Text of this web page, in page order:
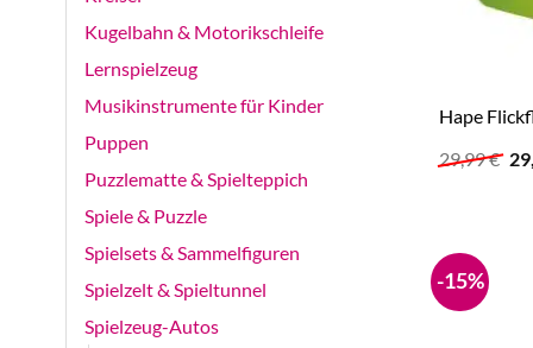
Kugelbahn & Motorikschleife
Lernspielzeug
Musikinstrumente für Kinder
Puppen
Puzzlematte & Spielteppich
Spiele & Puzzle
Spielsets & Sammelfiguren
Spielzelt & Spieltunnel
Spielzeug-Autos
Hape
29,99€
-15%